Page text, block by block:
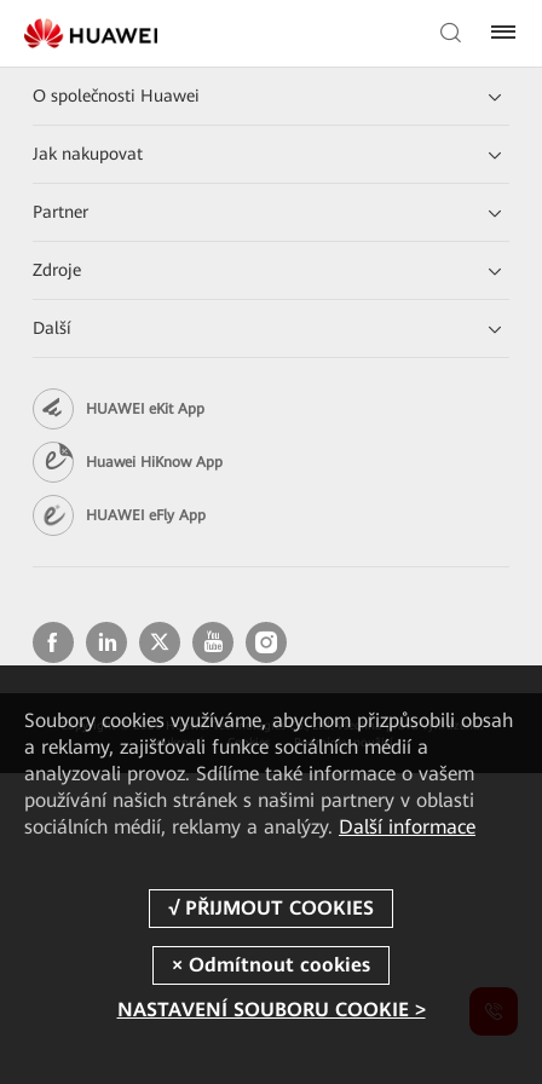
O společnosti Huawei
Jak nakupovat
Partner
Zdroje
Další
HUAWEI eKit App
Huawei HiKnow App
HUAWEI eFly App
Copyright © 2026 Huawei Technologies Co., Ltd. Všechna práva vyhrazena.
Soukromí
Cookies Podmínky použití
Soubory cookies využíváme, abychom přizpůsobili obsah
a reklamy, zajišťovali funkce sociálních médií a
analyzovali provoz. Sdílíme také informace o vašem
používání našich stránek s našimi partnery v oblasti
sociálních médií, reklamy a analýzy. Další informace
NASTAVENÍ SOUBORU COOKIE >